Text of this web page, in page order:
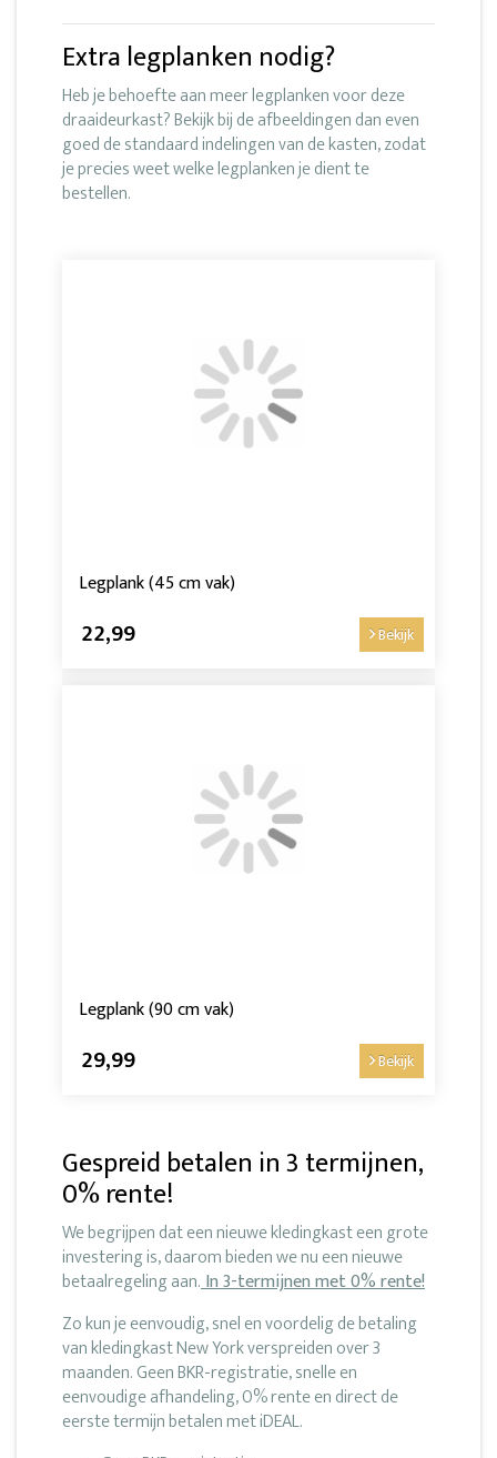
Extra legplanken nodig?
Heb je behoefte aan meer legplanken voor deze
draaideurkast? Bekijk bij de afbeeldingen dan even
goed de standaard indelingen van de kasten, zodat
je precies weet welke legplanken je dient te
bestellen.
Legplank (45 cm vak)
22,99 Bekijk
Legplank (90 cm vak)
29,99 Bekijk
Gespreid betalen in 3 termijnen,
0% rente!
We begrijpen dat een nieuwe kledingkast een grote
investering is, daarom bieden we nu een nieuwe
betaalregeling aan.In 3-termijnen met 0% rente!
Zo kun je eenvoudig, snel en voordelig de betaling
van kledingkast New York verspreiden over 3
maanden. Geen BKR-registratie, snelle en
eenvoudige afhandeling, 0% rente en direct de
eerste termijn betalen met iDEAL.